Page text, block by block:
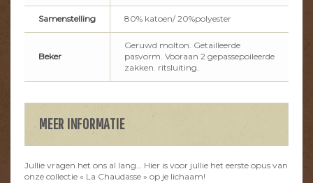
Samenstelling 80% katoen/ 20%polyester
Beker
Geruwd molton. Getailleerde
pasvorm. Vooraan 2 gepassepoileerde
zakken. ritsluiting.
MEER INFORMATIE
Jullie vragen het ons al lang… Hier is voor jullie het eerste opus van
onze collectie « La Chaudasse » op je lichaam!